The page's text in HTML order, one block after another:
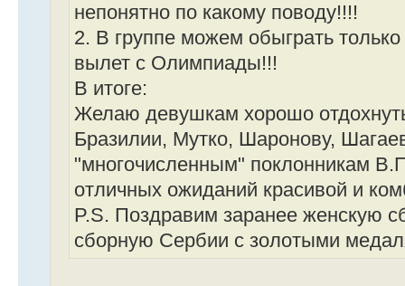
непонятно по какому поводу!!!!
2. В группе можем обыграть
вылет с Олимпиады!!!
В итоге:
Желаю девушкам хорошо
Бразилии, Мутко, Шаронову,
"многочисленным" поклонникам
отличных ожиданий красивой и
P.S. Поздравим заранее женскую
сборную Сербии с золотыми